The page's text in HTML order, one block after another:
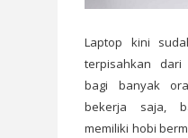
Laptop kini
terpisahkan dari
bagi banyak
bekerja saja,
memiliki hobi